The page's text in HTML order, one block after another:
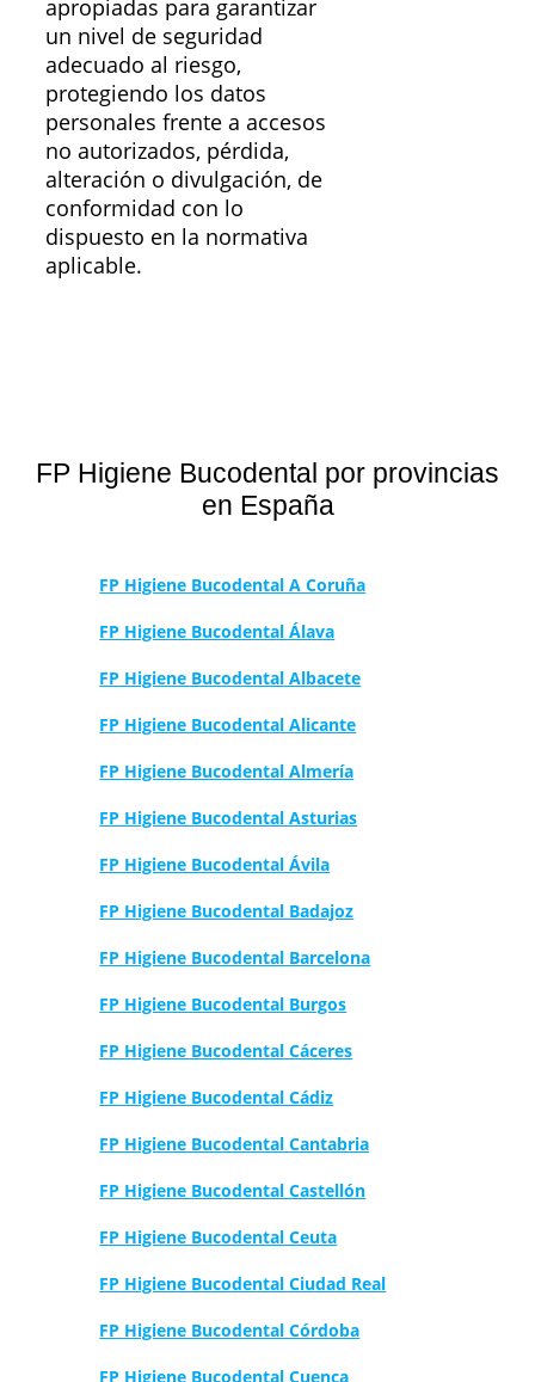
apropiadas para garantizar
un nivel de seguridad
adecuado al riesgo,
protegiendo los datos
personales frente a accesos
no autorizados, pérdida,
alteración o divulgación, de
conformidad con lo
dispuesto en la normativa
aplicable.
FP Higiene Bucodental por provincias
en España
FP Higiene Bucodental A Coruña
FP Higiene Bucodental Álava
FP Higiene Bucodental Albacete
FP Higiene Bucodental Alicante
FP Higiene Bucodental Almería
FP Higiene Bucodental Asturias
FP Higiene Bucodental Ávila
FP Higiene Bucodental Badajoz
FP Higiene Bucodental Barcelona
FP Higiene Bucodental Burgos
FP Higiene Bucodental Cáceres
FP Higiene Bucodental Cádiz
FP Higiene Bucodental Cantabria
FP Higiene Bucodental Castellón
FP Higiene Bucodental Ceuta
FP Higiene Bucodental Ciudad Real
FP Higiene Bucodental Córdoba
FP Higiene Bucodental Cuenca